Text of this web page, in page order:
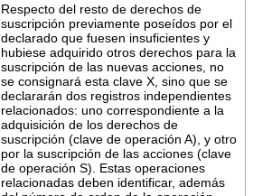
Respecto del resto de derechos de
suscripción previamente poseídos por el
declarado que fuesen insuficientes y
hubiese adquirido otros derechos para la
suscripción de las nuevas acciones, no
se consignará esta clave X, sino que se
declararán dos registros independientes
relacionados: uno correspondiente a la
adquisición de los derechos de
suscripción (clave de operación A), y otro
por la suscripción de las acciones (clave
de operación S). Estas operaciones
relacionadas deben identificar, además